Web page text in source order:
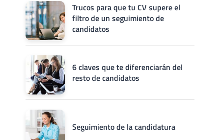
Trucos para que tu CV supere el
filtro de un seguimiento de
candidatos
6 claves que te diferenciarán del
resto de candidatos
Seguimiento de la candidatura